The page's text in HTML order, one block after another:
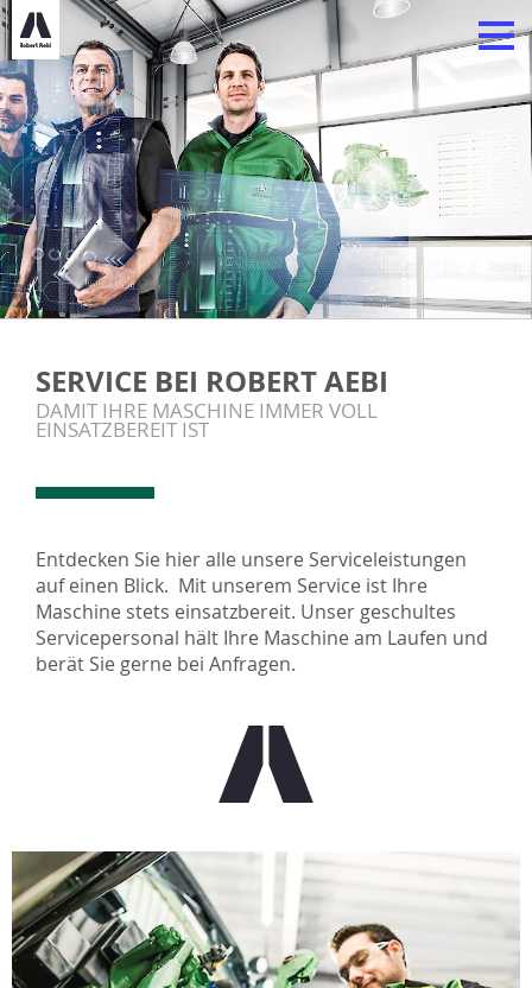
SERVICE BEI ROBERT AEBI
DAMIT IHRE MASCHINE IMMER VOLL
EINSATZBEREIT IST
Entdecken Sie hier alle unsere Serviceleistungen
auf einen Blick. Mit unserem Service ist Ihre
Maschine stets einsatzbereit. Unser geschultes
Servicepersonal hält Ihre Maschine am Laufen und
berät Sie gerne bei Anfragen.